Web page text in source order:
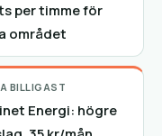
per timme för
området
BILLIGAST
Energi: högre